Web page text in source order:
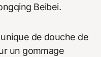
Beibei.
de douche de
un gommage